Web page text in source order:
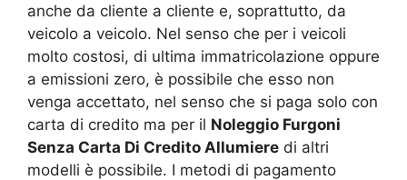
anche da cliente a cliente e, soprattutto, da
veicolo a veicolo. Nel senso che per i veicoli
molto costosi, di ultima immatricolazione oppure
a emissioni zero, è possibile che esso non
venga accettato, nel senso che si paga solo con
carta di credito ma per il Noleggio Furgoni
Senza Carta Di Credito Allumiere di altri
modelli è possibile. I metodi di pagamento